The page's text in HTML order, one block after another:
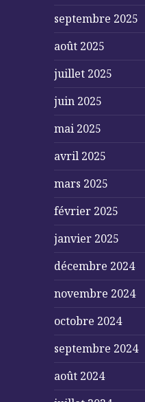
septembre 2025
août 2025
juillet 2025
juin 2025
mai 2025
avril 2025
mars 2025
février 2025
janvier 2025
décembre 2024
novembre 2024
octobre 2024
septembre 2024
août 2024